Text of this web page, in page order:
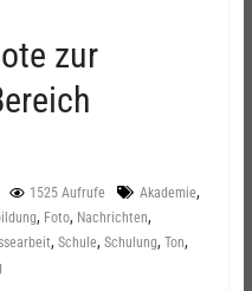
zur
1525 Aufrufe Akademie,
, Foto, Nachrichten,
, Schule, Schulung, Ton,